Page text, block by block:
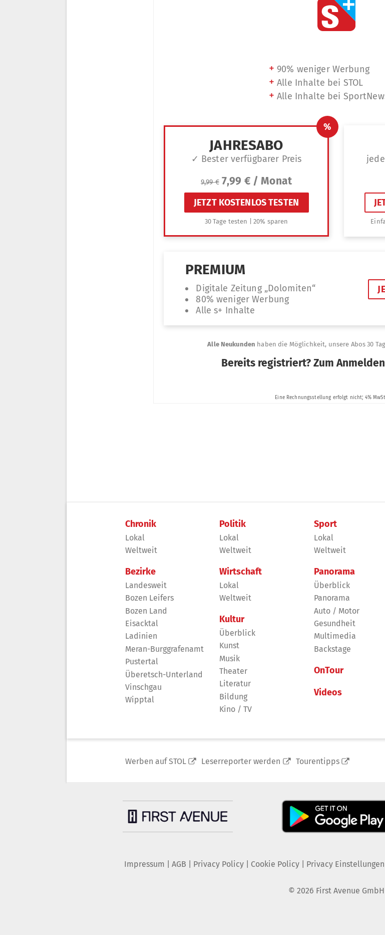
Chronik
Lokal
Weltweit
Bezirke
Landesweit
Bozen Leifers
Bozen Land
Eisacktal
Ladinien
Meran-Burggrafenamt
Pustertal
Überetsch-Unterland
Vinschgau
Wipptal
Politik
Lokal
Weltweit
Wirtschaft
Lokal
Weltweit
Kultur
Überblick
Kunst
Musik
Theater
Literatur
Bildung
Kino / TV
Sport
Lokal
Weltweit
Panorama
Überblick
Panorama
Auto / Motor
Gesundheit
Multimedia
Backstage
OnTour
Videos
Werben auf STOL Leserreporter werden Tourentipps
Impressum AGB Privacy Policy| Cookie Policy| Privacy Einstellungen
© 2026 First Avenue GmbH